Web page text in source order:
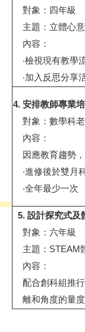
對象：四年級
主題：立體心
內容：
‧檢視現有教學
‧加入反思分享
4. 安排教師專業培
對象：數學科
內容：
因應教育趨勢
‧進修後於雙月
‧全年最少一次
5. 設計探究式及
對象：六年級
主題： STEAM
內容：
配合創科組推行
離和角度的量